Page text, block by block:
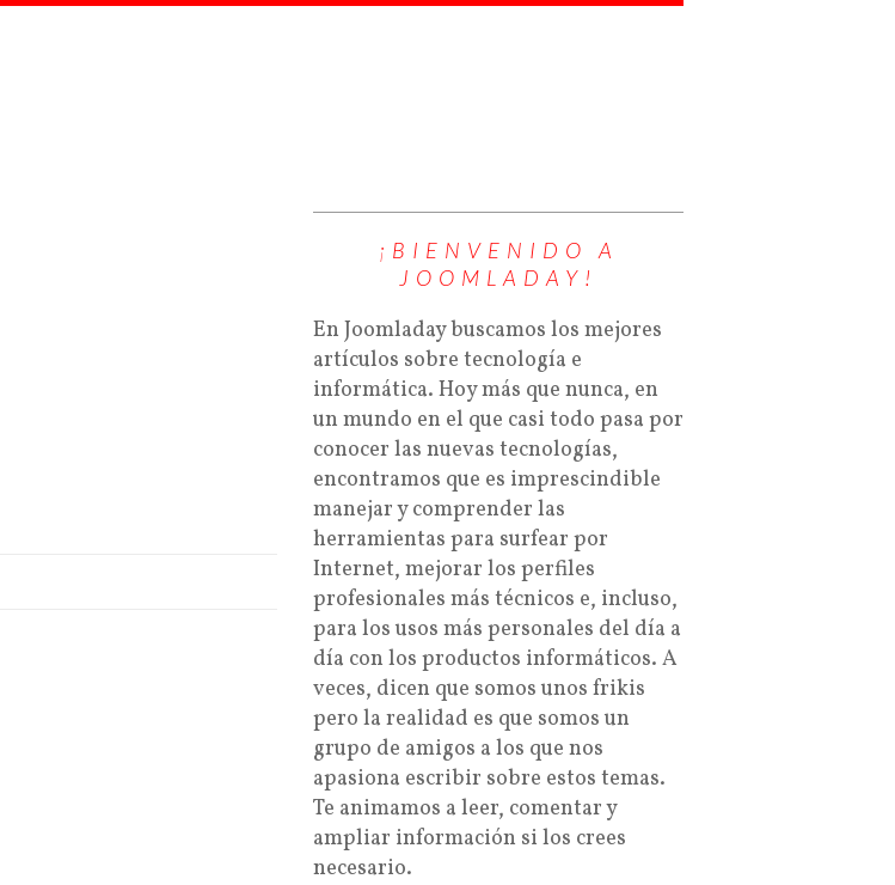
¡BIENVENIDO A
JOOMLADAY!
En Joomladay buscamos los mejores
artículos sobre tecnología e
informática. Hoy más que nunca, en
un mundo en el que casi todo pasa por
conocer las nuevas tecnologías,
encontramos que es imprescindible
manejar y comprender las
herramientas para surfear por
Internet, mejorar los perfiles
profesionales más técnicos e, incluso,
para los usos más personales del día a
día con los productos informáticos. A
veces, dicen que somos unos frikis
pero la realidad es que somos un
grupo de amigos a los que nos
apasiona escribir sobre estos temas.
Te animamos a leer, comentar y
ampliar información si los crees
necesario.